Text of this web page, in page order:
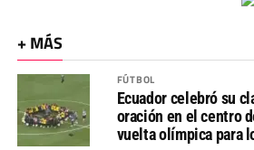
+ MÁS
FÚTBOL
Ecuador celebró su
oración en el centro
vuelta olímpica para